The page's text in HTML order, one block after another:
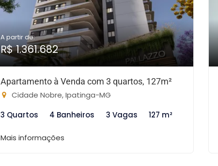
A partir de:
R$ 1.361.682
Apartamento à Venda com 3 quartos, 127m²
Cidade Nobre, Ipatinga-MG
3 Quartos
4 Banheiros 3 Vagas 127 m²
Mais informações